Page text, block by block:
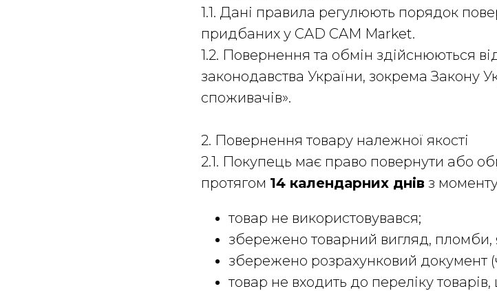
1.1. Дані правила регулюють порядок
придбаних у CAD CAM Market.
1.2. Повернення та обмін здійснюються
законодавства України, зокрема Закону
споживачів».
2. Повернення товару належної якості
2.1. Покупець має право повернути або
протягом 14 календарних днів з
товар не використовувався;
збережено товарний вигляд, пломби,
збережено розрахунковий документ
товар не входить до переліку